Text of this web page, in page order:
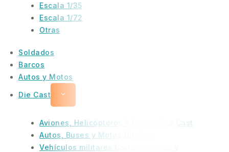
Escala 1/35
Escala 1/72
Otras
Soldados
Barcos
Autos y Motos
Die Cast
Aviones, Helicópteros Y Barcos Die Cast
Autos, Buses y Motos Die Dast
Vehículos militares Carros Bombas y